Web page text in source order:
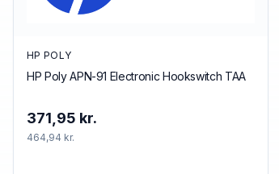
HP POLY
HP Poly APN-91 Electronic Hookswitch TAA
371,95 kr.
464,94 kr.